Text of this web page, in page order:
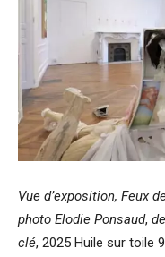
Vue d’exposition, Feux
photo Elodie Ponsaud,
clé, 2025 Huile sur toile